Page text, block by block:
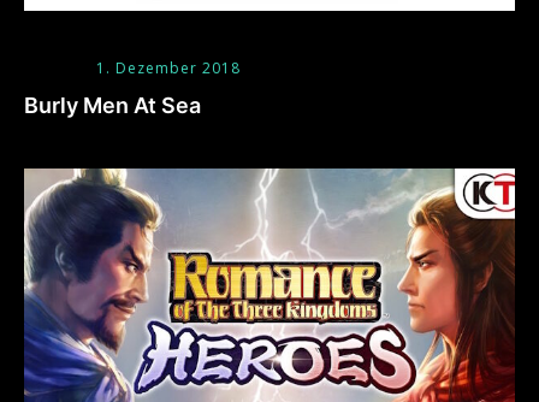
1. Dezember 2018
Burly Men At Sea